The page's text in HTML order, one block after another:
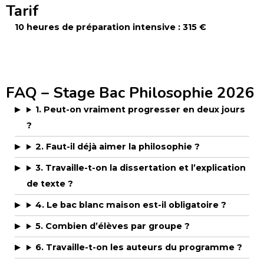
Tarif
10 heures de préparation intensive : 315 €
FAQ – Stage Bac Philosophie 2026
1. Peut-on vraiment progresser en deux jours
?
2. Faut-il déjà aimer la philosophie ?
3. Travaille-t-on la dissertation et l’explication
de texte ?
4. Le bac blanc maison est-il obligatoire ?
5. Combien d’élèves par groupe ?
6. Travaille-t-on les auteurs du programme ?